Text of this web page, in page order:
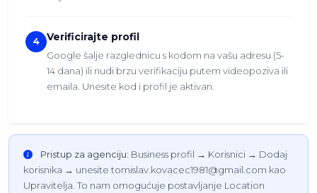
4 Verificirajte profil
Google šalje razglednicu s kodom na vašu adresu (5-
14 dana) ili nudi brzu verifikaciju putem videopoziva ili
emaila. Unesite kod i profil je aktivan.
Pristup za agenciju: Business profil → Korisnici → Dodaj
korisnika → unesite tomislav.kovacec1981@gmail.com kao
Upravitelja. To nam omogućuje postavljanje Location